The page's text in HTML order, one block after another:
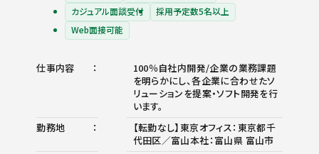
カジュアル面談受付
採用予定数5名以上
Web面接可能
仕事内容
100％自社内開発/企業の業務課題
を明らかにし、各企業に合わせたソ
リューションを提案・ソフト開発を行
います。
勤務地
【転勤なし】東京オフィス：東京都千
代田区／富山本社：富山県 富山市